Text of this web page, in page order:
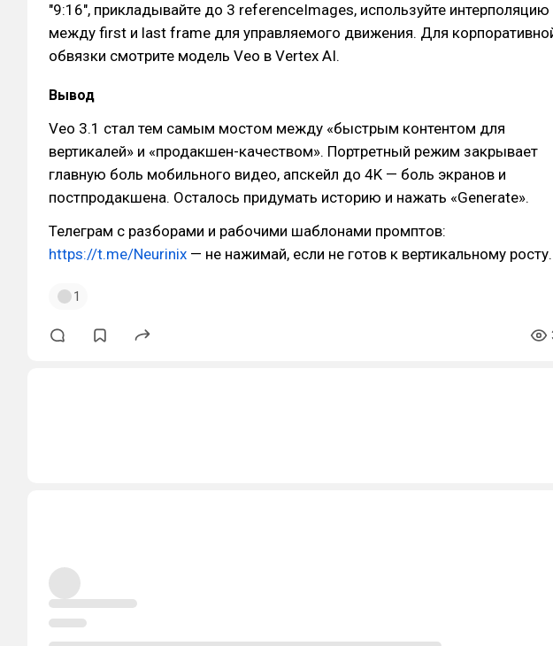
"9:16", прикладывайте до 3 referenceImages, используйте интерполяцию
между first и last frame для управляемого движения. Для
обвязки смотрите модель Veo в Vertex AI.
Вывод
Veo 3.1 стал тем самым мостом между «быстрым контентом для
вертикалей» и «продакшен-качеством». Портретный режим закрывает
главную боль мобильного видео, апскейл до 4K — боль экранов и
постпродакшена. Осталось придумать историю и нажать «Generate».
Телеграм с разборами и рабочими шаблонами промптов:
https://t.me/Neurinix — не нажимай, если не готов к вертикальному росту.
1